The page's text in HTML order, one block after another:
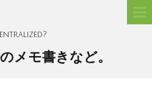
メモ書きなど。